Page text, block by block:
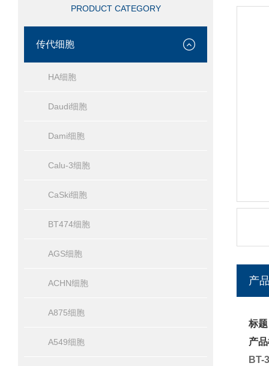
PRODUCT CATEGORY
传代细胞
HA细胞
Daudi细胞
Dami细胞
Calu-3细胞
CaSki细胞
BT474细胞
AGS细胞
ACHN细胞
A875细胞
A549细胞
产
标
产
BT-